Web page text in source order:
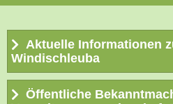
Aktuelle Informationen
Windischleuba
Öffentliche